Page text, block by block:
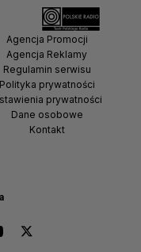
Agencja Promocji
Agencja Reklamy
Regulamin serwisu
Polityka prywatności
prywatności
Dane osobowe
Kontakt